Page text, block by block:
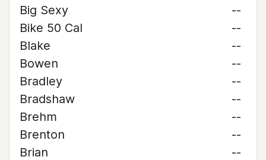
Big Sexy
--
Bike 50 Cal
--
Blake
--
Bowen
--
Bradley
--
Bradshaw
--
Brehm
--
Brenton
--
Brian
--